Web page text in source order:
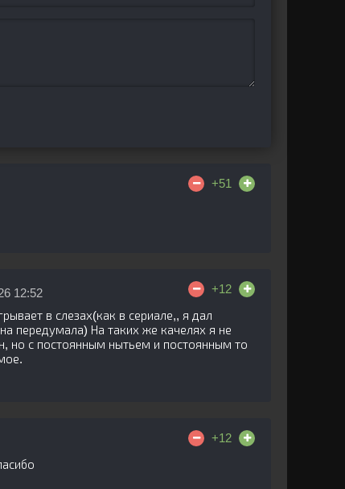
+51
12:52
+12
в слезах(как в сериале,, я дал
передумала) На таких же качелях я не
но с постоянным нытьем и постоянным то
+12